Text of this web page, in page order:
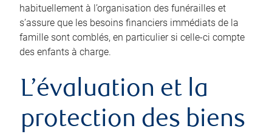
habituellement à l’organisation des funérailles et
s’assure que les besoins financiers immédiats de la
famille sont comblés, en particulier si celle-ci compte
des enfants à charge.
L’évaluation et la
protection des biens